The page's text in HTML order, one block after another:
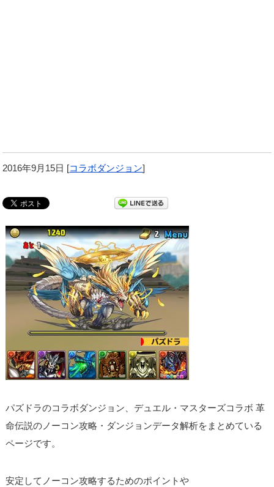
2016年9月15日 [コラボダンジョン]
パズドラのコラボダンジョン、デュエル・マスターズコラボ 革
命伝説のノーコン攻略・ダンジョンデータ解析をまとめている
ページです。
安定してノーコン攻略するためのポイントや